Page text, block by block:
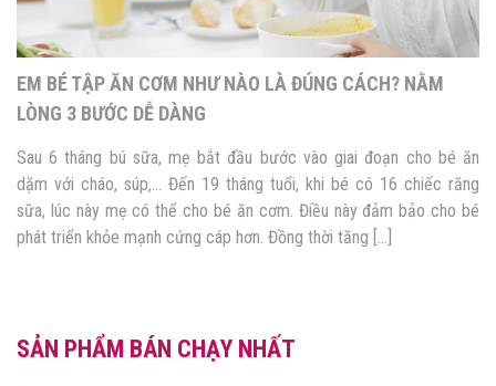
EM BÉ TẬP ĂN CƠM NHƯ NÀO LÀ ĐÚNG CÁCH? NẰM
LÒNG 3 BƯỚC DỄ DÀNG
Sau 6 tháng bú sữa, mẹ bắt đầu bước vào giai đoạn cho bé ăn
dặm với cháo, súp,… Đến 19 tháng tuổi, khi bé có 16 chiếc răng
sữa, lúc này mẹ có thể cho bé ăn cơm. Điều này đảm bảo cho bé
phát triển khỏe mạnh cứng cáp hơn. Đồng thời tăng […]
SẢN PHẨM BÁN CHẠY NHẤT